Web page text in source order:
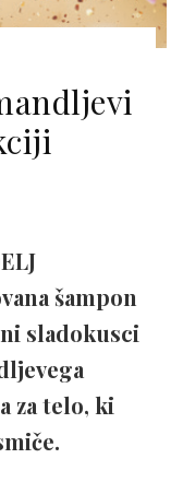
šampon
sladokusci
za telo, ki